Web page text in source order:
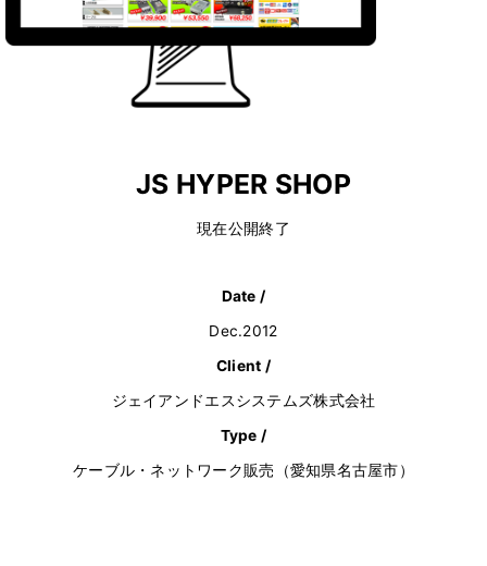
JS HYPER SHOP
現在公開終了
Date /
Dec.2012
Client /
ジェイアンドエスシステムズ株式会社
Type /
ケーブル・ネットワーク販売（愛知県名古屋市）